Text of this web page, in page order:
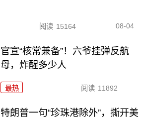
阅读 15164 08-04
官宣“核常兼备”！六爷挂弹反航
母，炸醒多少人
最热 阅读 11892
特朗普一句“珍珠港除外”，撕开美